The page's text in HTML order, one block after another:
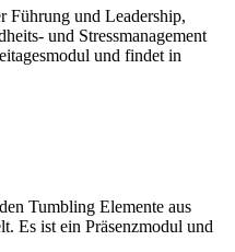
Führung und Leadership,
und Stressmanagement
und findet in
Tumbling Elemente aus
Es ist ein Präsenzmodul und